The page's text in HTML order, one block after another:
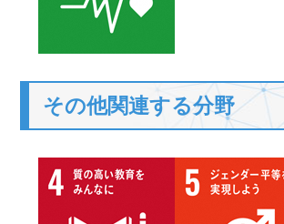
その他関連する分野